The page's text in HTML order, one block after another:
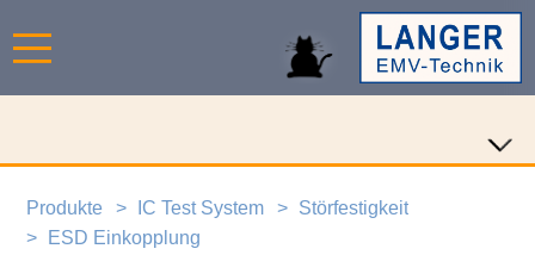
Produkte IC Test System
Störfestigkeit
ESD Einkopplung